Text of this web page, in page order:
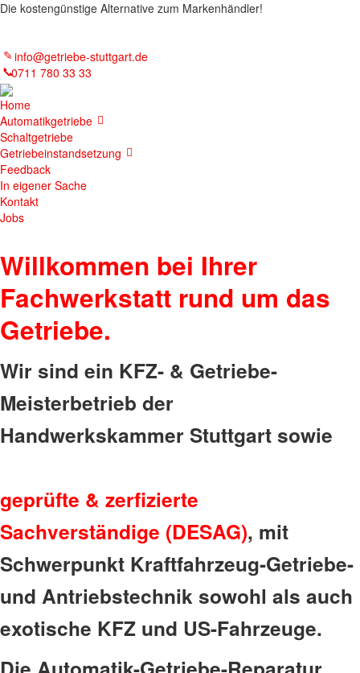
Die kostengünstige Alternative zum Markenhändler!
info@getriebe-stuttgart.de
0711 780 33 33
Home
Automatikgetriebe
Schaltgetriebe
Getriebeinstandsetzung
Feedback
In eigener Sache
Kontakt
Jobs
Willkommen bei Ihrer
Fachwerkstatt rund um das
Getriebe.
Wir sind ein KFZ- & Getriebe-
Meisterbetrieb der
Handwerkskammer Stuttgart sowie
geprüfte & zerfizierte
Sachverständige (DESAG), mit
Schwerpunkt Kraftfahrzeug-Getriebe-
und Antriebstechnik sowohl als auch
exotische KFZ und US-Fahrzeuge.